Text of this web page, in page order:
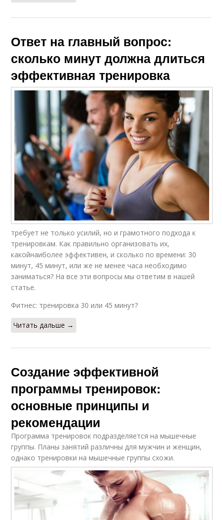
Ответ на главный вопрос:
сколько минут должна длиться
эффективная тренировка
требует не только усилий, но и грамотного подхода к
тренировкам. Как правильно организовать их,
какойнаиболее эффективен, и сколько по времени: 30
минут, 45 минут, или же не менее часа необходимо
заниматься? На все эти вопросы мы ответим в нашей
статье.
Фитнес: тренировка 30 или 45 минут?
Читать дальше →
Создание эффективной
программы тренировок:
основные принципы и
рекомендации
Программа тренировок подразделяется на мышечные
группы. Планы занятий различны для мужчин и женщин,
однако тренировки на мышечные группы схожи.